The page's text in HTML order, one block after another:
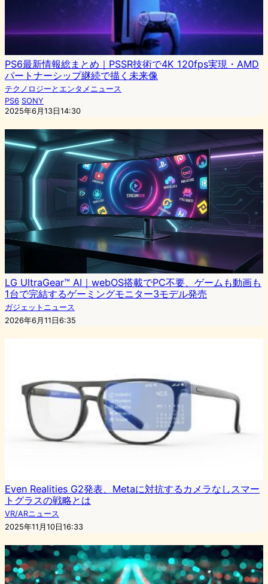
PS6最新情報総まとめ｜PSSR技術で4K 120fps実現・AMD
パートナーシップ継続で描く未来像
テクノロジーとエンタメニュース
PS6 SONY
2025年6月13日14:30
LG UltraGear™ AI｜webOS搭載でPC不要、ゲームも動画も
1台で完結するゲーミングモニター3モデル発売
ガジェットニュース
2026年6月11日6:35
Even Realities G2発表、Metaに対抗するカメラなしスマー
トグラスの戦略とは
VR/ARニュース
2025年11月10日16:33